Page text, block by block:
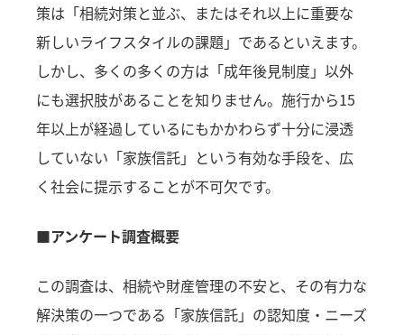
策は「相続対策と並ぶ、またはそれ以上に重要な
新しいライフスタイルの課題」であるといえます。
しかし、多くの多くの方は「成年後見制度」以外
にも選択肢があることを知りません。施行から15
年以上が経過しているにもかかわらず十分に浸透
していない「家族信託」という有効な手段を、広
く社会に提示することが不可欠です。
■アンケート調査概要
この調査は、相続や財産管理の不安と、その有力な
解決策の一つである「家族信託」の認知度・ニーズ